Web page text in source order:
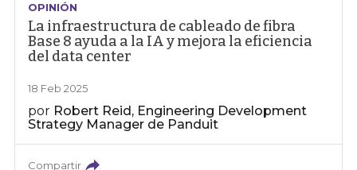
OPINIÓN
La infraestructura de cableado de fibra
Base 8 ayuda a la IA y mejora la eficiencia
del data center
18 Feb 2025
por Robert Reid, Engineering Development
Strategy Manager de Panduit
Compartir